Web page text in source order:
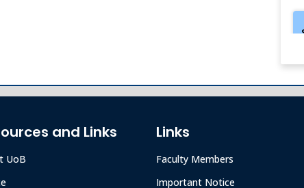
and Links
UoB
Links
Faculty Members
Important Notice